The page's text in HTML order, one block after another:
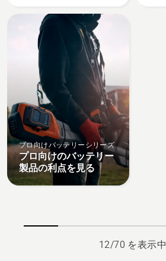
プロ向けバッテリーシリーズ
プロ向けのバッテリー
製品の利点を見る
12/70 を表示中